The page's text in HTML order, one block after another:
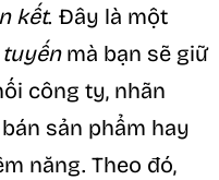
kết. Đây là một
mà bạn sẽ giữ
công ty, nhãn
sản phẩm hay
năng. Theo đó,